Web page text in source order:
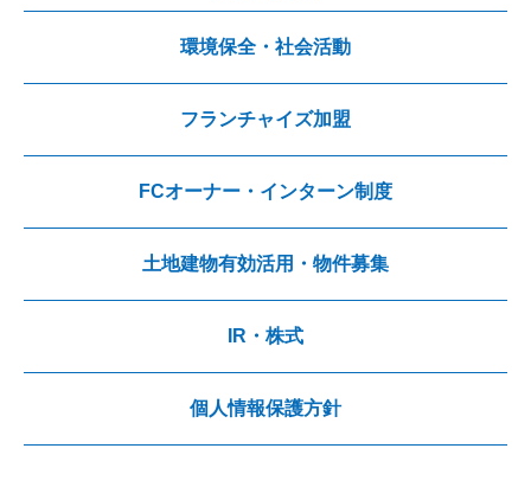
環境保全・社会活動
フランチャイズ加盟
FCオーナー・インターン制度
土地建物有効活用・物件募集
IR・株式
個人情報保護方針